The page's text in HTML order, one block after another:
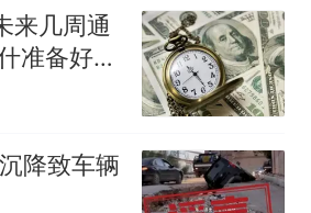
来几周通
准备好加
降致车辆